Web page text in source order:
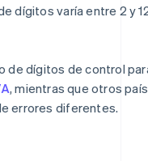
dígitos varía entre 2 y
de dígitos de control
, mientras que otros
errores diferentes.